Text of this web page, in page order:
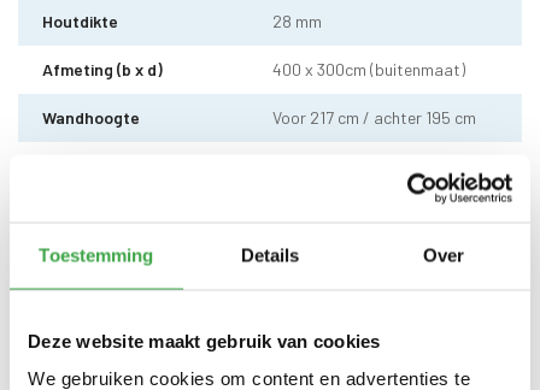
Toestemming Details Over
Deze website maakt gebruik van cookies
We gebruiken cookies om content en advertenties te
Houtdikte 28 mm
Afmeting (b x d) 400 x 300cm (buitenmaat)
Wandhoogte Voor 217 cm / achter 195 cm
Dakshingles met 10 jaar
Dubbele deur zonder drempel -
voorzien van echt glas